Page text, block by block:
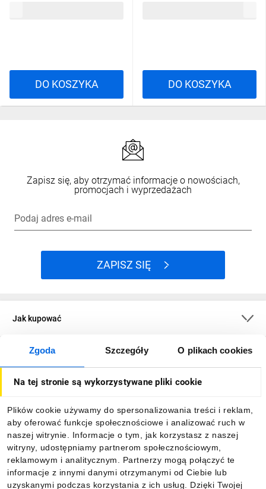
Zgoda Szczegóły O plikach cookies
Na tej stronie są wykorzystywane pliki cookie
Plików cookie używamy do spersonalizowania treści i reklam,
aby oferować funkcje społecznościowe i analizować ruch w
naszej witrynie. Informacje o tym, jak korzystasz z naszej
witryny, udostępniamy partnerom społecznościowym,
reklamowym i analitycznym. Partnerzy mogą połączyć te
informacje z innymi danymi otrzymanymi od Ciebie lub
uzyskanymi podczas korzystania z ich usług. Dzięki Twojej
DO KOSZYKA DO KOSZYKA
Zapisz się, aby otrzymać informacje o nowościach,
promocjach i wyprzedażach
Podaj adres e-mail
ZAPISZ SIĘ
Jak kupować
O firmie
Informacje
Pobierz naszą aplikację mobilną: